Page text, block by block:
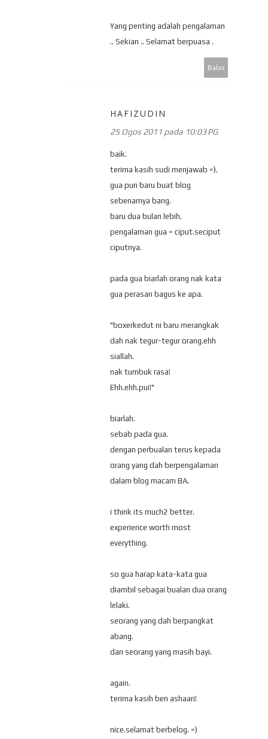
Yang penting adalah pengalaman
.. Sekian .. Selamat berpuasa .
Balas
HAFIZUDIN
25 Ogos 2011 pada 10:03 PG
baik.
terima kasih sudi menjawab =).
gua pun baru buat blog
sebenarnya bang.
baru dua bulan lebih.
pengalaman gua = ciput.seciput
ciputnya.
pada gua biarlah orang nak kata
gua perasan bagus ke apa.
"boxerkedut ni baru merangkak
dah nak tegur-tegur orang.ehh
siallah.
nak tumbuk rasa!
Ehh.ehh.pui!"
biarlah.
sebab pada gua.
dengan perbualan terus kepada
orang yang dah berpengalaman
dalam blog macam BA.
i think its much2 better.
experience worth most
everything.
so gua harap kata-kata gua
diambil sebagai bualan dua orang
lelaki.
seorang yang dah berpangkat
abang.
dan seorang yang masih bayi.
again.
terima kasih ben ashaari!
nice.selamat berbelog. =)